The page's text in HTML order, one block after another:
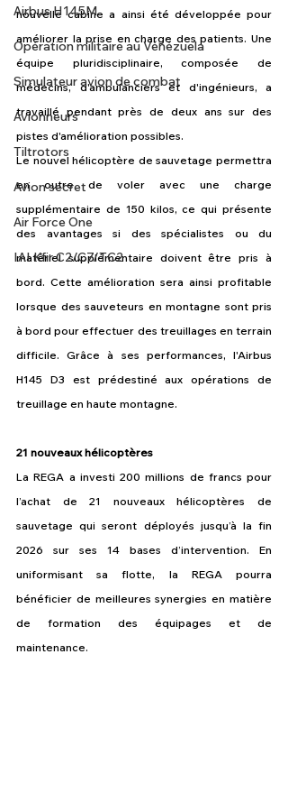
Airbus H145M
Opération militaire au Vénézuela
Simulateur avion de combat
Avionneurs
Tiltrotors
Avion secret
Air Force One
IAI Kfir C2/C7/TC2
nouvelle cabine a ainsi été développée pour
améliorer la prise en charge des patients. Une
équipe pluridisciplinaire, composée de
médecins, d'ambulanciers et d'ingénieurs, a
travaillé pendant près de deux ans sur des
pistes d'amélioration possibles.
Le nouvel hélicoptère de sauvetage permettra
en outre de voler avec une charge
supplémentaire de 150 kilos, ce qui présente
des avantages si des spécialistes ou du
matériel supplémentaire doivent être pris à
bord. Cette amélioration sera ainsi profitable
lorsque des sauveteurs en montagne sont pris
à bord pour effectuer des treuillages en terrain
difficile. Grâce à ses performances, l'Airbus
H145 D3 est prédestiné aux opérations de
treuillage en haute montagne.
21 nouveaux hélicoptères
La REGA a investi 200 millions de francs pour
l’achat de 21 nouveaux hélicoptères de
sauvetage qui seront déployés jusqu’à la fin
2026 sur ses 14 bases d’intervention.
En
uniformisant sa flotte, la REGA pourra
bénéficier de meilleures synergies en matière
de formation des équipages et de
maintenance.